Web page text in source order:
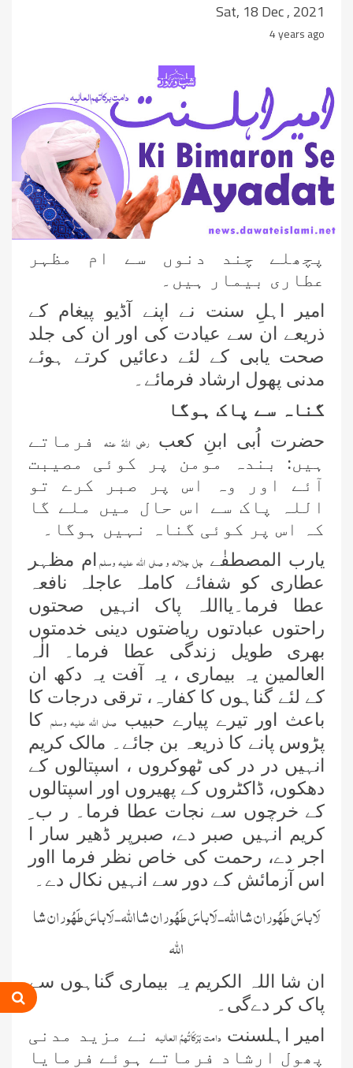
Sat, 18 Dec , 2021
4 years ago
پچھلے چند دنوں سے ام مظہر
عطاری بیمار ہیں۔
امیر اہلِ سنت نے اپنے آڈیو پیغام کے
ذریعے ان سے عیادت کی اور ان کی جلد
صحت یابی کے لئے دعائیں کرتے ہوئے
مدنی پھول ارشاد فرمائے۔
گناہ سے پاک ہوگا
حضرت اُبی ابنِ کعب رضی اللہُ عنہ فرماتے
ہیں: بندہ مومن پر کوئی مصیبت
آئے اور وہ اس پر صبر کرے تو
اللہ پاک سے اس حال میں ملے گا
کہ اس پر کوئی گناہ نہیں ہوگا۔
یارب المصطفٰےجل جلالہ و صلی اللہ علیہ وسلم ام مظہر
عطاری کو شفائے کاملہ عاجلہ نافعہ
عطا فرما۔یااللہ پاک انہیں صحتوں
راحتوں عبادتوں ریاضتوں دینی خدمتوں
بھری طویل زندگی عطا فرما۔ الٰہ
العالمین یہ بیماری ، یہ آفت یہ دکھ ان
کے لئے گناہوں کا کفارہ، ترقی درجات کا
باعث اور تیرے پیارے حبیب صلی اللہ علیہ وسلم کا
پڑوس پانے کا ذریعہ بن جائے۔ مالک کریم
انہیں در در کی ٹھوکروں ، اسپتالوں کے
دھکوں، ڈاکٹروں کے پھیروں اور اسپتالوں
کے خرچوں سے نجات عطا فرما۔ ر ب ِ
کریم انہیں صبر دے، صبرپر ڈھیر سار ا
اجر دے، رحمت کی خاص نظر فرما ااور
اس آزمائش کے دور سے انہیں نکال دے۔
لَا باسَ طَھُور ان شا اللہ- لَا باسَ طَھُور ان شا اللہ- لَا باسَ طَھُور ان شا
اللہ
ان شا اللہ الکریم یہ بیماری گناہوں سے
پاک کر دےگی۔
امیر اہلسنتدامت بَرَکَاتُہمُ العالیہنے مزید مدنی
پھول ارشاد فرماتے ہوئے فرمایا